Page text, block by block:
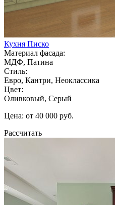
Кухня Писко
Материал фасада:
МДФ, Патина
Стиль:
Евро, Кантри, Неоклассика
Цвет:
Оливковый, Серый
Цена: от 40 000 руб.
Рассчитать